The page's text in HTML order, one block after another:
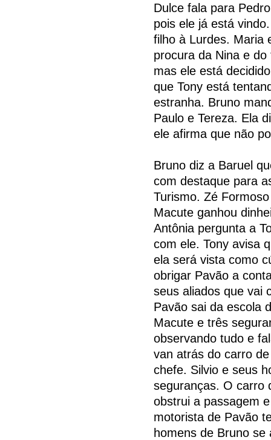
Dulce fala para
pois ele já está
filho à Lurdes. Maria
procura da Nina e
mas ele está
que Tony está
estranha. Bruno
Paulo e Tereza. Ela
ele afirma que não
Bruno diz a Baruel
com destaque para
Turismo. Zé
Macute ganhou
Antônia pergunta a
com ele. Tony avisa
ela será vista como
obrigar Pavão a
seus aliados que vai
Pavão sai da escola
Macute e três
observando tudo e
van atrás do carro
chefe. Silvio e seus
seguranças. O carro
obstrui a passagem
motorista de Pavão
homens de Bruno